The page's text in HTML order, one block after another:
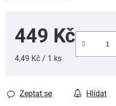
449 Kč
Měrná cena:
4,49 Kč / 1 ks
Zeptat se Hlídat